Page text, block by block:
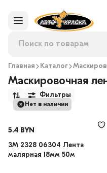
Главная Каталог
Маскировочная
Фильтры
Нет в наличии
5.4 BYN
3M 2328 06304 Лента
малярная 18мм 50м